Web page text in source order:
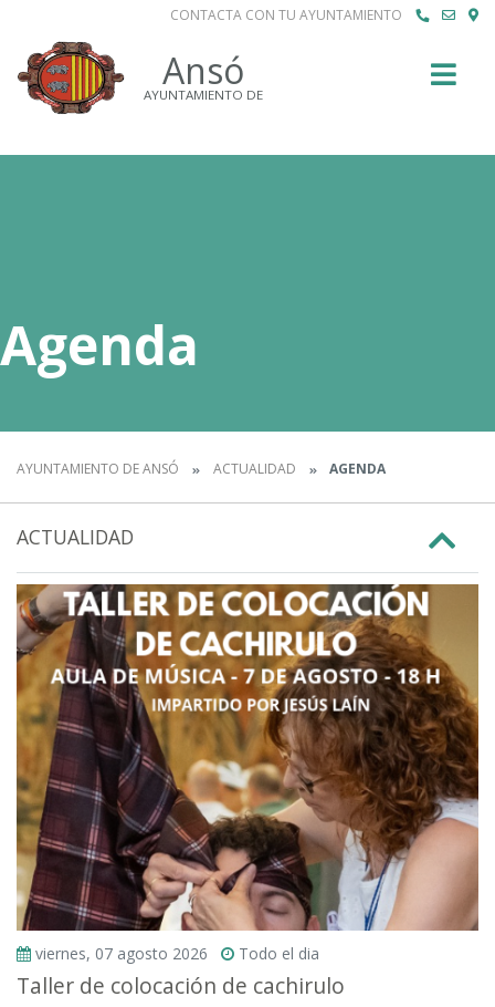
CONTACTA CON TU AYUNTAMIENTO
Ansó
AYUNTAMIENTO DE
Agenda
AYUNTAMIENTO DE ANSÓ ACTUALIDAD AGENDA
ACTUALIDAD
viernes, 07 agosto 2026 Todo el dia
Taller de colocación de cachirulo